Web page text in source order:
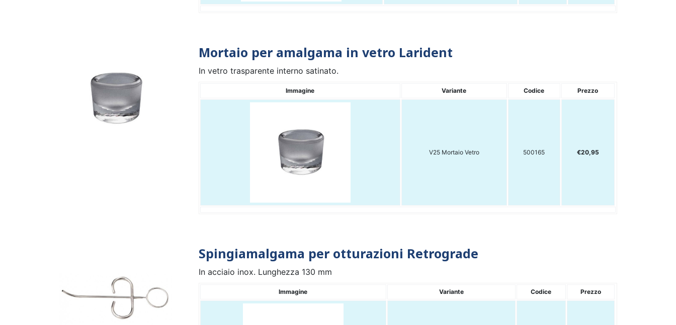
Mortaio per amalgama in vetro Larident
In vetro trasparente interno satinato.
Immagine Variante Codice Prezzo
V25 Mortaio Vetro 500165 €20,95
Spingiamalgama per otturazioni Retrograde
In acciaio inox. Lunghezza 130 mm
Immagine Variante Codice Prezzo